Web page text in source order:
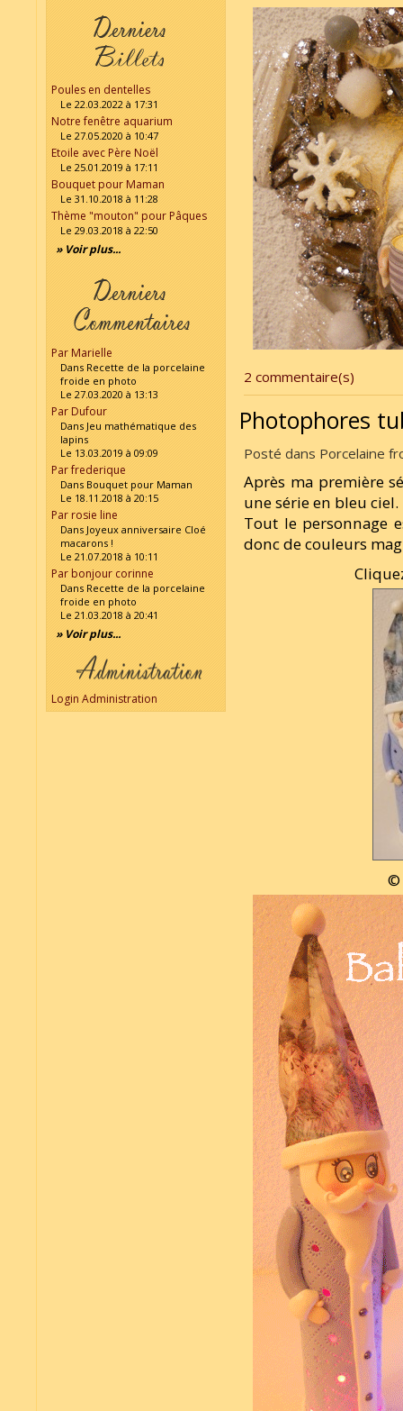
Poules en dentelles
Le 22.03.2022 à 17:31
Notre fenêtre aquarium
Le 27.05.2020 à 10:47
Etoile avec Père Noël
Le 25.01.2019 à 17:11
Bouquet pour Maman
Le 31.10.2018 à 11:28
Thème "mouton" pour Pâques
Le 29.03.2018 à 22:50
» Voir plus...
Par Marielle
Dans Recette de la porcelaine
froide en photo
Le 27.03.2020 à 13:13
Par Dufour
Dans Jeu mathématique des
lapins
Le 13.03.2019 à 09:09
Par frederique
Dans Bouquet pour Maman
Le 18.11.2018 à 20:15
Par rosie line
Dans Joyeux anniversaire Cloé
macarons !
Le 21.07.2018 à 10:11
Par bonjour corinne
Dans Recette de la porcelaine
froide en photo
Le 21.03.2018 à 20:41
» Voir plus...
Login Administration
2 commentaire(s)
Photophores
Posté dans Porcelaine
Après ma première
une série en bleu ciel.
Tout le personnage
donc de couleurs
©